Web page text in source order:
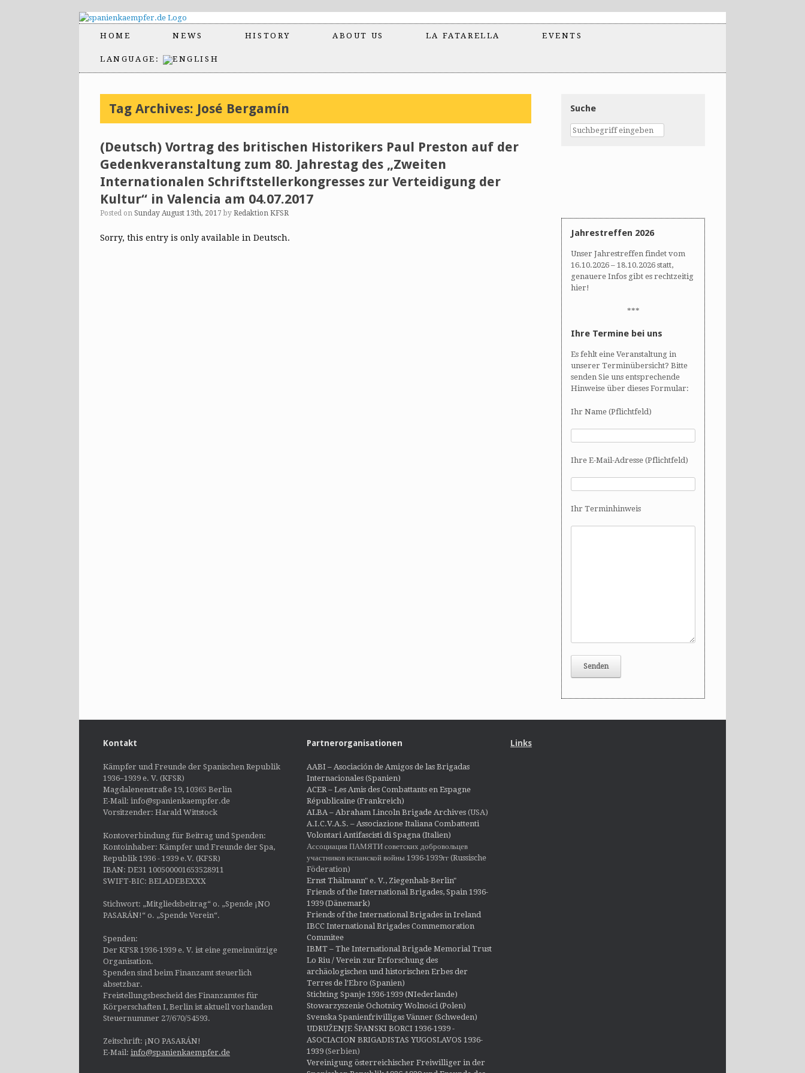
HOME NEWS HISTORY ABOUT US LA FATARELLA EVENTS
LANGUAGE:
Tag Archives: José Bergamín
(Deutsch) Vortrag des britischen Historikers Paul Preston auf der
Gedenkveranstaltung zum 80. Jahrestag des „Zweiten
Internationalen Schriftstellerkongresses zur Verteidigung der
Kultur“ in Valencia am 04.07.2017
Posted on Sunday August 13th, 2017 by Redaktion KFSR
Sorry, this entry is only available in Deutsch.
Suche
Jahrestreffen 2026
Unser Jahrestreffen findet vom
16.10.2026 – 18.10.2026 statt,
genauere Infos gibt es rechtzeitig
hier!
***
Ihre Termine bei uns
Es fehlt eine Veranstaltung in
unserer Terminübersicht? Bitte
senden Sie uns entsprechende
Hinweise über dieses Formular:
Ihr Name (Pflichtfeld)
Ihre E-Mail-Adresse (Pflichtfeld)
Ihr Terminhinweis
Kontakt
Kämpfer und Freunde der Spanischen Republik
1936–1939 e. V. (KFSR)
Magdalenenstraße 19, 10365 Berlin
E-Mail: info@spanienkaempfer.de
Vorsitzender: Harald Wittstock
Kontoverbindung für Beitrag und Spenden:
Kontoinhaber: Kämpfer und Freunde der Spa,
Republik 1936 - 1939 e.V. (KFSR)
IBAN: DE31 100500001653528911
SWIFT-BIC: BELADEBEXXX
Stichwort: „Mitgliedsbeitrag“ o. „Spende ¡NO
PASARÁN!“ o. „Spende Verein“.
Spenden:
Der KFSR 1936-1939 e. V. ist eine gemeinnützige
Organisation.
Spenden sind beim Finanzamt steuerlich
absetzbar.
Freistellungsbescheid des Finanzamtes für
Körperschaften I, Berlin ist aktuell vorhanden
Steuernummer 27/670/54593.
Zeitschrift: ¡NO PASARÁN!
E-Mail: info@spanienkaempfer.de
Partnerorganisationen
AABI – Asociación de Amigos de las Brigadas
Internacionales (Spanien)
ACER – Les Amis des Combattants en Espagne
Républicaine (Frankreich)
ALBA – Abraham Lincoln Brigade Archives(USA)
A.I.C.V.A.S. – Associazione Italiana Combattenti
Volontari Antifascisti di Spagna (Italien)
Ассоциация ПАМЯТИ советских добровольцев
участников испанской войны 1936-1939гг (Russische
Föderation)
Ernst Thälmann" e. V., Ziegenhals-Berlin"
Friends of the International Brigades, Spain 1936-
1939 (Dänemark)
Friends of the International Brigades in Ireland
IBCC International Brigades Commemoration
Commitee
IBMT – The International Brigade Memorial Trust
Lo Riu / Verein zur Erforschung des
archäologischen und historischen Erbes der
Terres de l'Ebro (Spanien)
Stichting Spanje 1936-1939 (NIederlande)
Stowarzyszenie Ochotnicy Wolności (Polen)
Svenska Spanienfrivilligas Vänner (Schweden)
UDRUŽENJE ŠPANSKI BORCI 1936-1939 -
ASOCIACION BRIGADISTAS YUGOSLAVOS 1936-
1939(Serbien)
Vereinigung österreichischer Freiwilliger in der
Links